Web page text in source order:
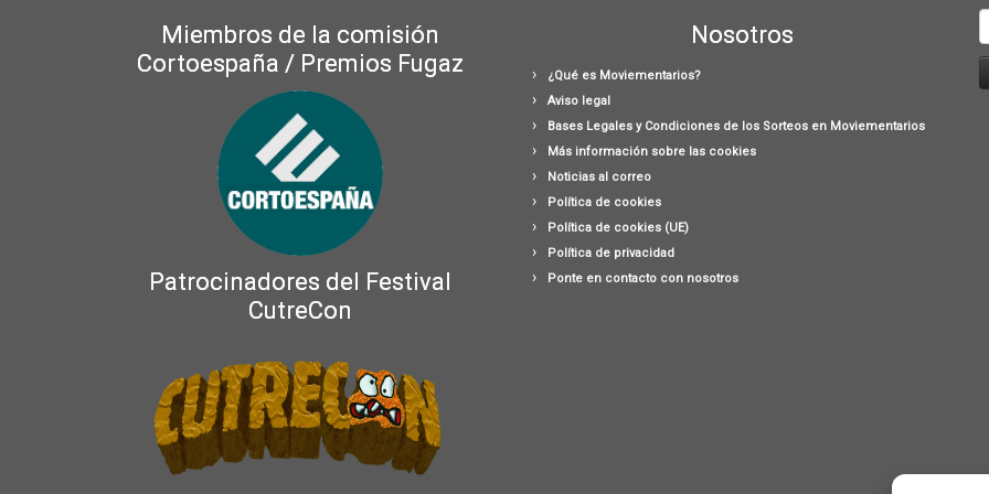
Miembros de la comisión
Cortoespaña / Premios Fugaz
Patrocinadores del Festival
CutreCon
Nosotros
¿Qué es Moviementarios?
Aviso legal
Bases Legales y Condiciones de los Sorteos en Moviementarios
Más información sobre las cookies
Noticias al correo
Política de cookies
Política de cookies (UE)
Política de privacidad
Ponte en contacto con nosotros